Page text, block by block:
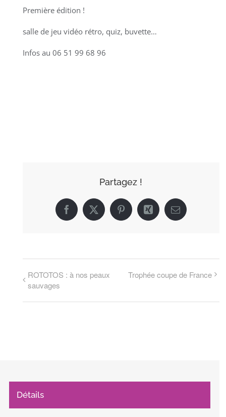
Première édition !
salle de jeu vidéo rétro, quiz, buvette…
Infos au 06 51 99 68 96
Partagez !
Facebook
X PinterestXing Email
ROTOTOS : à nos peaux
sauvages
Trophée coupe de France
Détails